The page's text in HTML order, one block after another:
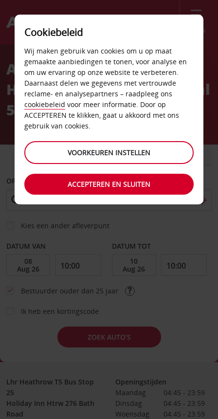
Menu
Welcome
AvisAutoverhuur London
Heathrow Airport Terminal
5 (LHR)
BESTELWAGEN
OPHALEN OP
Kies een ander afleverpunt
DATUM VAN DATUM TOT
Bestuurder ouder dan 25 jaar
Ik heb een kortingscode
ZOEK AUTO’S
Lhr Heathrow T5 Bus Stop
25
Holiday Inn Htrw 276 Bath
Road
Openingstijden
Maandag
04:45 - 23:59
Dinsdag
04:45 - 23:59
Woensdag
04:45 - 23:59
Cookiebeleid
Wij maken gebruik van cookies om u op maat
gemaakte aanbiedingen te tonen, voor analyse en
om uw ervaring op onze website te verbeteren.
Daarnaast delen we gegevens met vertrouwde
reclame- en analysepartners – raadpleeg ons
cookiebeleid voor meer informatie. Door op
ACCEPTEREN te klikken, gaat u akkoord met ons
gebruik van cookies.
VOORKEUREN INSTELLEN
ACCEPTEREN EN SLUITEN